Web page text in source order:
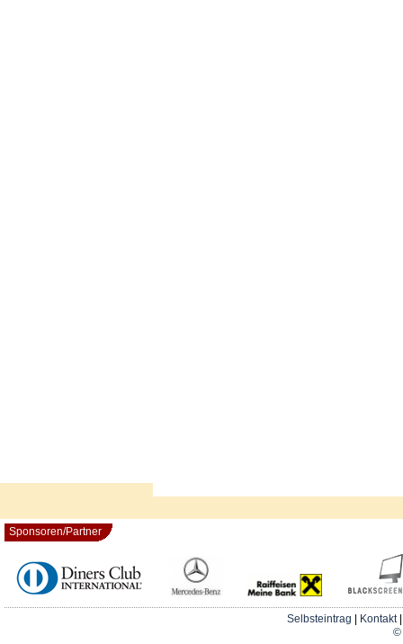
Sponsoren/Partner
Selbsteintrag Kontakt
©